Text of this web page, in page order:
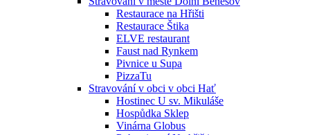
Restaurace na Hřišti
Restaurace Štika
ELVE restaurant
Faust nad Rynkem
Pivnice u Supa
PizzaTu
Stravování v obci v obci Hať
Hostinec U sv. Mikuláše
Hospůdka Sklep
Vinárna Globus